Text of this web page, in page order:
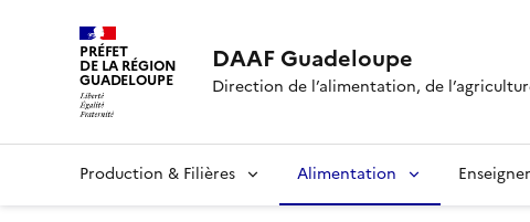
PRÉFET
DE LA RÉGION
GUADELOUPE
DAAF Guadeloupe
Direction de l’alimentation, de
Production & Filières Alimentation